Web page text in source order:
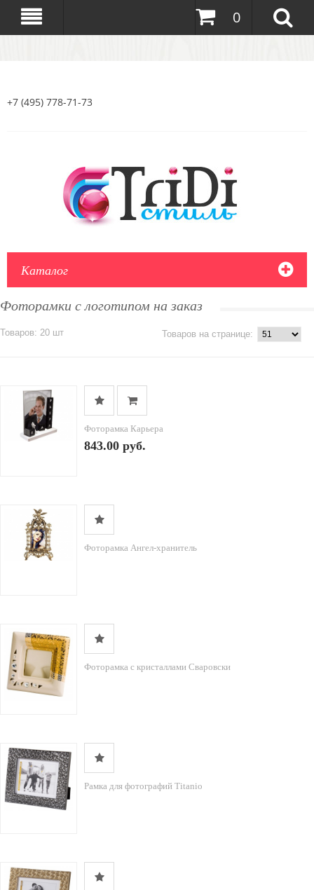
0
+7 (495) 778-71-73
Каталог
Фоторамки с логотипом на заказ
Товаров: 20 шт Товаров на странице:
Фоторамка Карьера
843.00 руб.
Фоторамка Ангел-хранитель
Фоторамка с кристаллами Сваровски
Рамка для фотографий Titanio